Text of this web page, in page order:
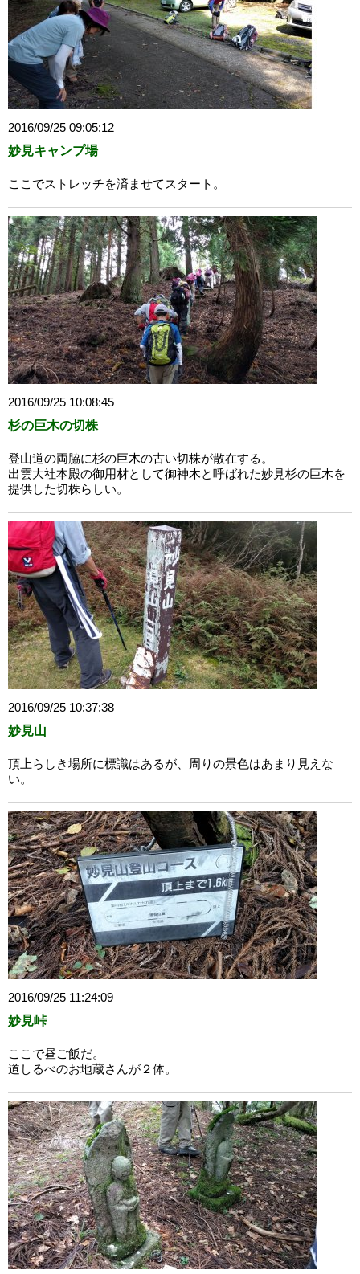
2016/09/25 09:05:12
妙見キャンプ場
ここでストレッチを済ませてスタート。
2016/09/25 10:08:45
杉の巨木の切株
登山道の両脇に杉の巨木の古い切株が散在する。
出雲大社本殿の御用材として御神木と呼ばれた妙見杉の巨木を
提供した切株らしい。
2016/09/25 10:37:38
妙見山
頂上らしき場所に標識はあるが、周りの景色はあまり見えな
い。
2016/09/25 11:24:09
妙見峠
ここで昼ご飯だ。
道しるべのお地蔵さんが２体。